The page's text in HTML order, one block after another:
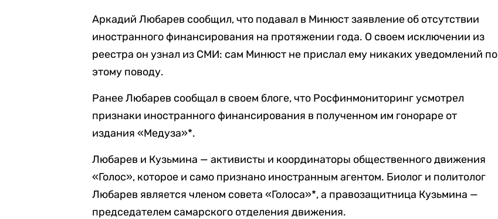
Аркадий Любарев сообщил, что подавал в Минюст заявление об отсутствии
иностранного финансирования на протяжении года. О своем исключении из
реестра он узнал из СМИ: сам Минюст не прислал ему никаких уведомлений по
этому поводу.
Ранее Любарев сообщал в своем блоге, что Росфинмониторинг усмотрел
признаки иностранного финансирования в полученном им гонораре от
издания «Медуза»*.
Любарев и Кузьмина — активисты и координаторы общественного движения
«Голос», которое и само признано иностранным агентом. Биолог и политолог
Любарев является членом совета «Голоса»*, а правозащитница Кузьмина —
председателем самарского отделения движения.